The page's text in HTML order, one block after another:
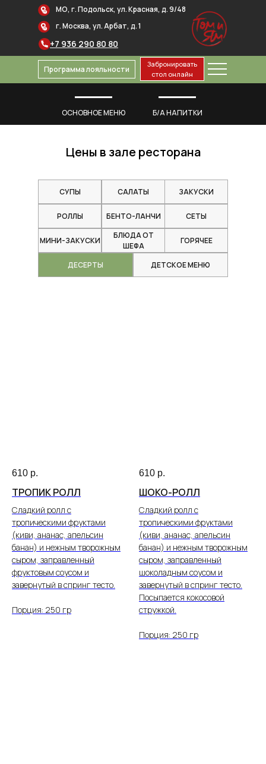
МО, г. Подольск, ул. Красная, д. 9/48
+7 936 290 80 80
для групп
О РЕСТОРАНЕ КОНТАКТЫ
Забронировать
стол онлайн
г. Москва, ул. Арбат, д. 1
Программа лояльности
ОСНОВНОЕ МЕНЮ Б/А НАПИТКИ
Цены в зале ресторана
СУПЫ САЛАТЫ ЗАКУСКИ
МИНИ-ЗАКУСКИ ГОРЯЧЕЕ
РОЛЛЫ СЕТЫ
ДЕСЕРТЫ
БЛЮДА ОТ
ШЕФА
ДЕТСКОЕ МЕНЮ
БЕНТО-ЛАНЧИ
610 р.
ТРОПИК РОЛЛ
Сладкий ролл с
тропическими фруктами
(киви, ананас, апельсин
банан) и нежным творожным
сыром, заправленный
фруктовым соусом и
завернутый в спринг тесто.
Порция: 250 гр
610 р.
ШОКО-РОЛЛ
Сладкий ролл с
тропическими фруктами
(киви, ананас, апельсин
банан) и нежным творожным
сыром, заправленный
шоколадным соусом и
завернутый в спринг тесто.
Посыпается кокосовой
стружкой.
Порция: 250 гр